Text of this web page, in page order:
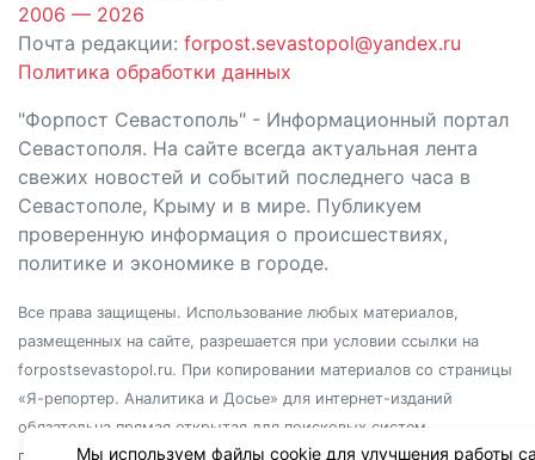
2006 — 2026
Почта редакции: forpost.sevastopol@yandex.ru
Политика обработки данных
"Форпост Севастополь" - Информационный портал
Севастополя. На сайте всегда актуальная лента
свежих новостей и событий последнего часа в
Севастополе, Крыму и в мире. Публикуем
проверенную информация о происшествиях,
политике и экономике в городе.
Все права защищены. Использование любых материалов,
размещенных на сайте, разрешается при условии ссылки на
forpostsevastopol.ru. При копировании материалов со страницы
«Я-репортер. Аналитика и Досье» для интернет-изданий
обязательна прямая открытая для поисковых систем
гиперссылка. Независимо от полного или частичного
Мы используем файлы cookie для улучшения работы